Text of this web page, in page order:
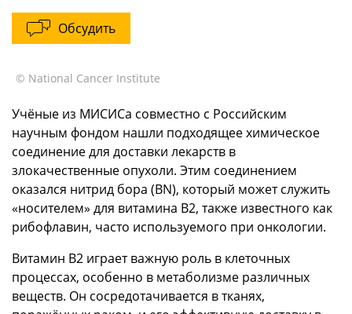
Обсудить
© National Cancer Institute
Учёные из МИСИСа совместно с Российским
научным фондом нашли подходящее химическое
соединение для доставки лекарств в
злокачественные опухоли. Этим соединением
оказался нитрид бора (BN), который может служить
«носителем» для витамина В2, также известного как
рибофлавин, часто используемого при онкологии.
Витамин В2 играет важную роль в клеточных
процессах, особенно в метаболизме различных
веществ. Он сосредотачивается в тканях,